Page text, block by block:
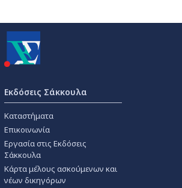
Εκδόσεις Σάκκουλα
Καταστήματα
Επικοινωνία
Εργασία στις Εκδόσεις
Σάκκουλα
Κάρτα μέλους ασκούμενων και
νέων δικηγόρων